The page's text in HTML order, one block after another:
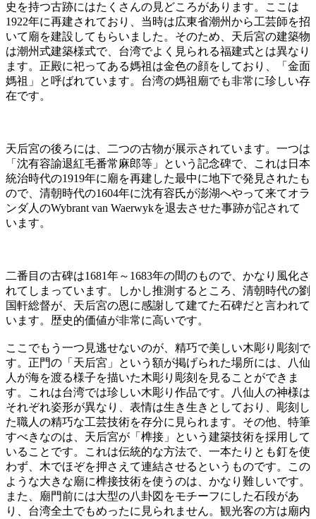
史を持つ古跡にはたくさんの見どころがあります。ここは
1922年に再建されており、当時は広東省潮州から工芸師を招
いて廟を建設してもらいました。そのため、天后宮の建築物
は潮州式建築様式で、台湾でよく見られる福建式とは異なり
ます。正殿に祀ってある媽祖は金色の顔をしており、「金面
媽祖」と呼ばれています。台湾の媽祖廟でも非常に珍しい存
在です。
天后宮の後ろには、二つの古物が展示されています。一つは
「沈有容諭退紅毛番常麻郎等」という記念碑で、これは日本
統治時代の1919年に廟を再建した最中に地下で発見されたも
ので、清朝時代の1604年に沈有容氏が澎湖へやって来てオラ
ンダ人のWybrant van Waerwykを退去させた事跡が記されて
います。
二番目の古碑は1681年～1683年の間のもので、かなり風化さ
れてしまっています。しかし推測するところ、清朝時代の劉
国軒総督が、天后宮の恩に感謝して建てた石碑だと言われて
います。歴史的価値が非常に高いです。
ここでもう一つ見逃せないのが、精巧で美しい木彫り彫刻で
す。正門の「天后宮」という額が掲げられた場所には、八仙
人が海を渡る様子を描いた木彫り彫刻を見ることができま
す。これは台湾では珍しい木彫り作品です。八仙人の神様は
それぞれ姿形が異なり、表情は生き生きとしており、彫刻し
た職人の精巧な工芸技術を存分に見られます。その他、特筆
すべきなのは、天后宮が「榫接」という建築技術を採用して
いることです。これは伝統的な方法で、一本たりとも釘を使
わず、木でほぞを押さえて連結させるというものです。この
ような大きな廟に榫接技術を使うのは、かなり難しいです。
また、廟門前には大型の八卦図をモチーフにした石段があ
り、台湾全土でもめったに見られません。観光客の方は廟内